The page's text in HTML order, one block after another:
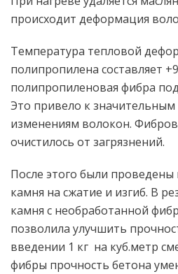
происходит деформация
Температура тепловой
полипропилена составляет
полипропиленовая фибра
Это привело к
изменениям волокон.
очистилось от загрязнений.
После этого были
камня на сжатие и изгиб. В
камня с необработанной
позволила улучшить
введении 1 кг на куб.метр
фибры прочность бетона